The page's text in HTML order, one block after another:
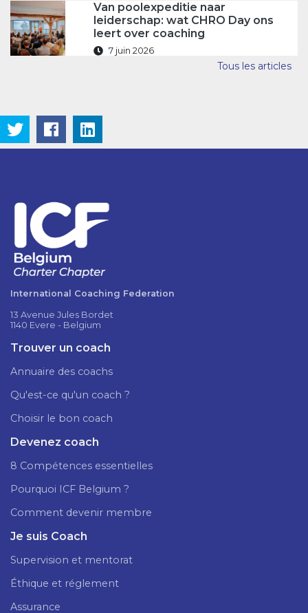
Van poolexpeditie naar
leiderschap: wat CHRO Day ons
leert over coaching
7 juin 2026
Tous les articles
International Coaching Federation
13 Avenue Jules Bordet
1140 Evere - Belgium
Trouver un coach
Annuaire des coachs
Qu'est-ce qu'un coach ?
Choisir le bon coach
Devenez coach
8 Compétences essentielles
Pourquoi ICF Belgium ?
Comment devenir membre
Je suis Coach
Supervision et mentorat
Éthique et réglement
Assurance